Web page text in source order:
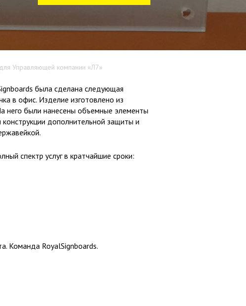
Управляющей компании «Л7»
была сделана следующая
в офис. Изделие изготовлено из
него были нанесены объемные элементы
дополнительной защиты и
спектр услуг в кратчайшие сроки:
Команда RoyalSignboards.